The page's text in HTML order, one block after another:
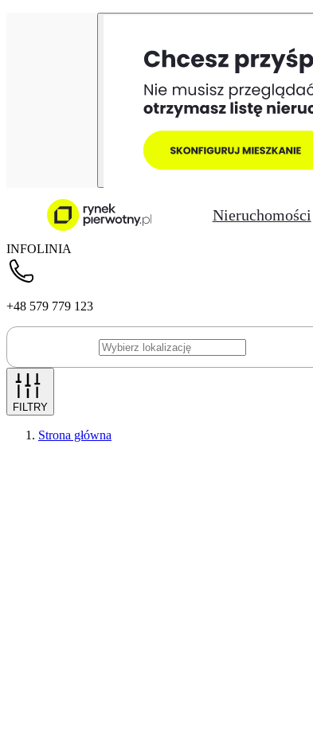
Nieruchomości
INFOLINIA
+48 579 779 123
FILTRY
Strona główna